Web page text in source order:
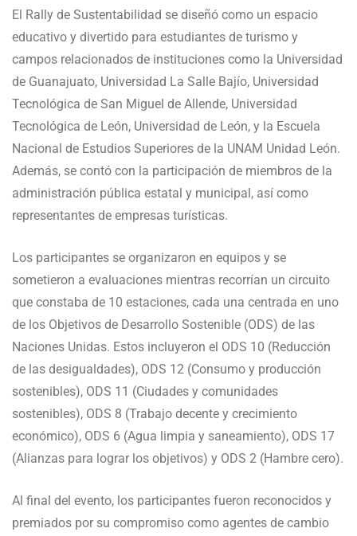
El Rally de Sustentabilidad se diseñó como un espacio
educativo y divertido para estudiantes de turismo y
campos relacionados de instituciones como la Universidad
de Guanajuato, Universidad La Salle Bajío, Universidad
Tecnológica de San Miguel de Allende, Universidad
Tecnológica de León, Universidad de León, y la Escuela
Nacional de Estudios Superiores de la UNAM Unidad León.
Además, se contó con la participación de miembros de la
administración pública estatal y municipal, así como
representantes de empresas turísticas.
Los participantes se organizaron en equipos y se
sometieron a evaluaciones mientras recorrían un circuito
que constaba de 10 estaciones, cada una centrada en uno
de los Objetivos de Desarrollo Sostenible (ODS) de las
Naciones Unidas. Estos incluyeron el ODS 10 (Reducción
de las desigualdades), ODS 12 (Consumo y producción
sostenibles), ODS 11 (Ciudades y comunidades
sostenibles), ODS 8 (Trabajo decente y crecimiento
económico), ODS 6 (Agua limpia y saneamiento), ODS 17
(Alianzas para lograr los objetivos) y ODS 2 (Hambre cero).
Al final del evento, los participantes fueron reconocidos y
premiados por su compromiso como agentes de cambio